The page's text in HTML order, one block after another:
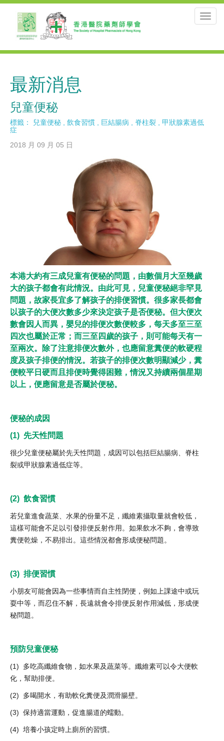
最新消息
兒童便秘
標籤： 兒童便秘 飲食習慣 巨結腸病 脊柱裂
甲狀腺素過低
症
2018 月 09 月 05 日
本港大約有三成兒童有便秘的問題，由數個月大至幾歲
大的孩子都會有此情況。由此可見，兒童便秘絕非罕見
問題，故家長宜多了解孩子的排便習慣。很多家長都會
以孩子的大便次數多少來決定孩子是否便秘。但大便次
數會因人而異，嬰兒的排便次數便較多，每天多至三至
四次也屬於正常；而三至四歲的孩子，則可能每天有一
至兩次。除了注意排便次數外，也應留意糞便的軟硬程
度及孩子排便的情況。若孩子的排便次數明顯減少，糞
便較平日硬而且排便時覺得困難，情況又持續兩個星期
以上，便應留意是否屬於便秘。
便秘的成因
(1) 先天性問題
很少兒童便秘屬於先天性問題，成因可以包括巨結腸病、脊柱
裂或甲狀腺素過低症等。
(2) 飲食習慣
若兒童進食蔬菜、水果的份量不足，纖維素攝取量就會較低，
這樣可能會不足以引發排便反射作用。如果飲水不夠，會導致
糞便乾燥，不易排出。這些情況都會形成便秘問題。
(3) 排便習慣
小朋友可能會因為一些事情而自主性閉便，例如上課途中或玩
耍中等，而忍住不解，長遠就會令排便反射作用減低，形成便
秘問題。
預防兒童便秘
(1) 多吃高纖維食物，如水果及蔬菜等。纖維素可以令大便軟
化，幫助排便。
(2) 多喝開水，有助軟化糞便及潤滑腸壁。
(3) 保持適當運動，促進腸道的蠕動。
(4) 培養小孩定時上廁所的習慣。